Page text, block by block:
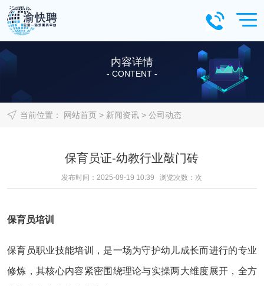
内容详情
- CONTENT -
当前位置： 网站首页> 新闻资讯> 公司动态
保育员证-幼教行业敲门砖
发布时间：2025-09-19 10:39 浏览次数： 次
保育员培训
保育员职业技能培训，是一场为守护幼儿成长而进行的专业
修炼，其核心内容紧密围绕理论与实操两大维度展开，全方